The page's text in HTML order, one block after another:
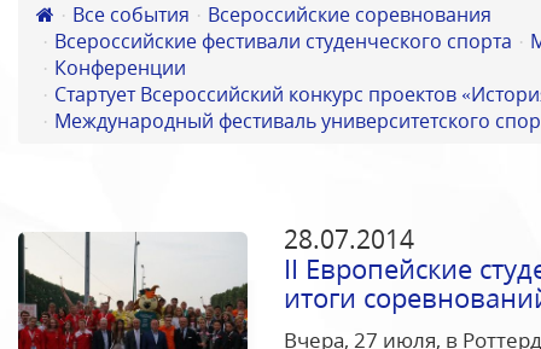
Все события
Всероссийские соревнования
Всероссийские фестивали студенческого спорта
Конференции
Стартует Всероссийский конкурс проектов
Международный фестиваль университетского
28.07.2014
II Европейские
итоги
Вчера, 27 июля, в